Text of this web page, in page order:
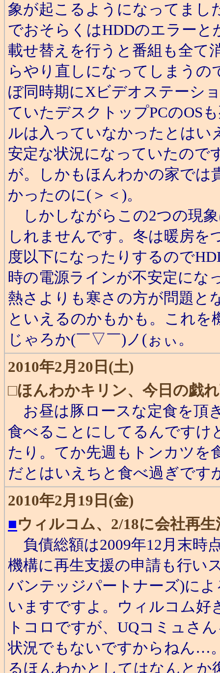
象が起こるようになってまし
でおそらくはHDDのエラー
載せ替えを行うと番組も全て
らやり直しになってしまう
ぼ同時期にXビデオステーシ
ていたデスクトップPCのOS
ルは入っていなかったとはい
安定な状況になっていたので
が。しかもほんわかの家では
かったのに(＞＜)。
しかしながらこの2つの現
しれませんです。冬は暖房を
度以下になったりするので
時の電源ラインが不安定にな
熱さよりも寒さの方が問題と
といえるのかもかも。これを
じゃろか(￣▽￣)ノ(ぉぃ。
2010年2月20日(土)
□ほんわかキリン、今日の戯
お昼は豚ロースな定食を頂
食べることにしてるんですけ
たり。てか先週もトンカツ
だとはいえちと食べ過ぎで
2010年2月19日(金)
■ウィルコム、2/18に会社再
負債総額は2009年12月末時
機構に再生支援の申請も行い
バンテッジパートナーズ)に
いますですよ。ウィルコム好
トコロですが、UQコミュさ
状況でもないですからねん…
るほんわかとしてはなんと